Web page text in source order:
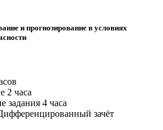
и прогнозирование в условиях
2 часа
задания 4 часа
зачёт